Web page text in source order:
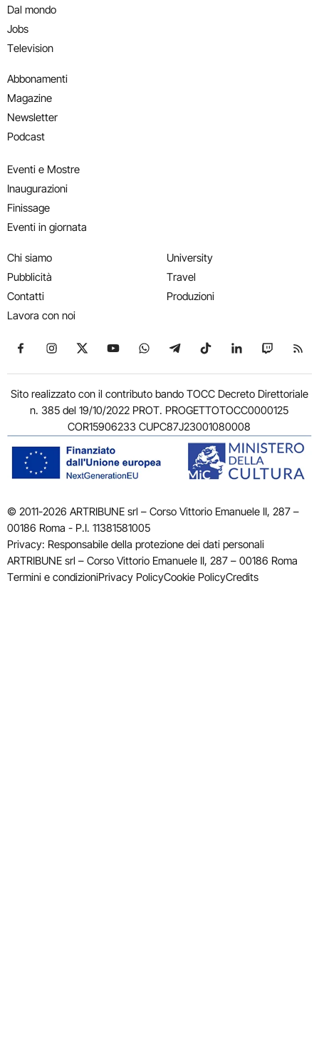
Dal mondo
Jobs
Television
Abbonamenti
Magazine
Newsletter
Podcast
Eventi e Mostre
Inaugurazioni
Finissage
Eventi in giornata
Chi siamo
Pubblicità
Contatti
Lavora con noi
University
Travel
Produzioni
Seguici su Facebook
Seguici su Instagram
Seguici su X
Seguici su YouTube
Seguici su WhatsApp
Seguici su Telegram
Seguici su TikTok
Seguici su
Seguici
Sito realizzato con il contributo bando TOCC Decreto Direttoriale
n. 385 del 19/10/2022 PROT. PROGETTOTOCC0000125
COR15906233 CUPC87J23001080008
© 2011-2026 ARTRIBUNE srl – Corso Vittorio Emanuele II, 287 –
00186 Roma - P.I. 11381581005
Privacy: Responsabile della protezione dei dati personali
ARTRIBUNE srl – Corso Vittorio Emanuele II, 287 – 00186 Roma
Termini e condizioniPrivacy PolicyCookie PolicyCredits